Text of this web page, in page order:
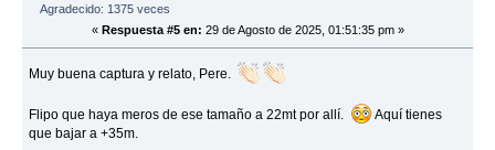
Agradecido: 1375 veces
« Respuesta #5 en: 29 de Agosto de 2025, 01:51:35 pm »
Muy buena captura y relato, Pere.
Flipo que haya meros de ese tamaño a 22mt por allí.
Aquí tienes
que bajar a +35m.